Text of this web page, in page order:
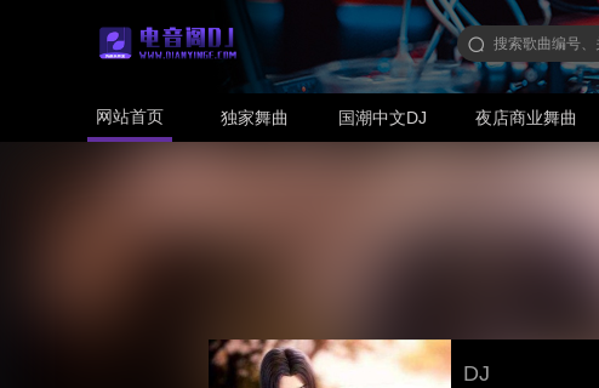
网站首页 独家舞曲 国潮中文DJ 夜店商业舞曲
DJ